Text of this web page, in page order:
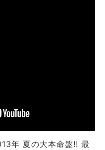
年 夏の大本命盤!! 最